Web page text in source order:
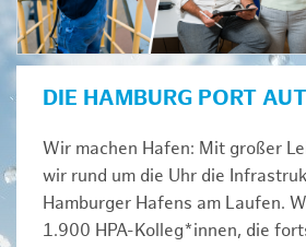
DIE HAMBURG PORT
Wir machen Hafen: Mit großer
wir rund um die Uhr die
Hamburger Hafens am Laufen.
1.900 HPA-Kolleg*innen, die